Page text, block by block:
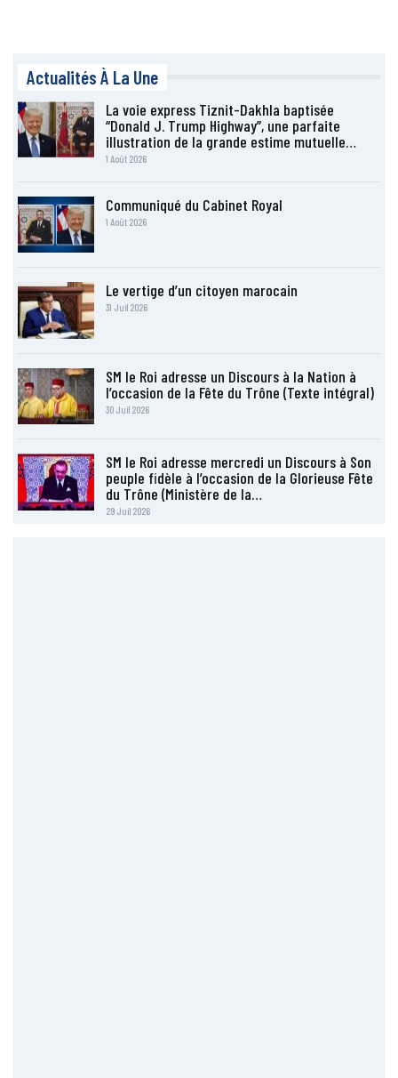
Actualités À La Une
La voie express Tiznit-Dakhla baptisée
“Donald J. Trump Highway”, une parfaite
illustration de la grande estime mutuelle…
1 Août 2026
Communiqué du Cabinet Royal
1 Août 2026
Le vertige d’un citoyen marocain
31 Juil 2026
SM le Roi adresse un Discours à la Nation à
l’occasion de la Fête du Trône (Texte intégral)
30 Juil 2026
SM le Roi adresse mercredi un Discours à Son
peuple fidèle à l’occasion de la Glorieuse Fête
du Trône (Ministère de la…
29 Juil 2026